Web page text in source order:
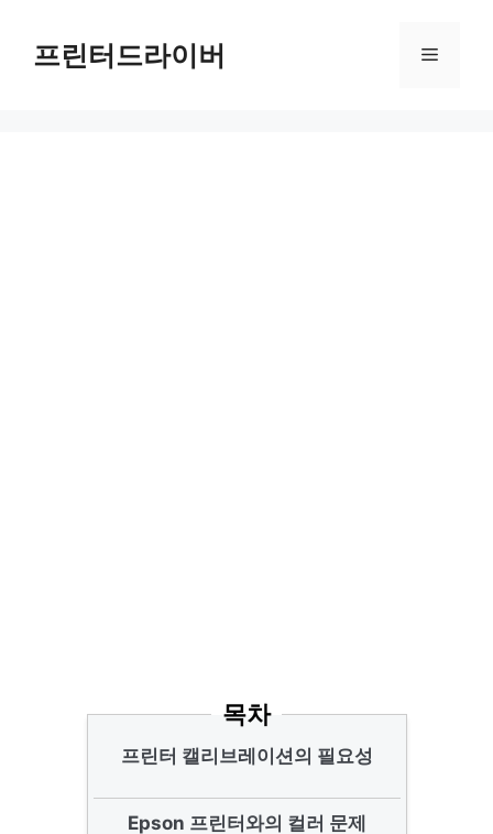
content프린터드라이버 Menu
목차
프린터 캘리브레이션의 필요성
Epson 프린터와의 컬러 문제